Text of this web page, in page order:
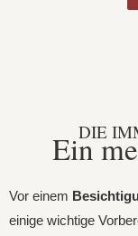
DIE
Ein
Vor einem
einige wichtige